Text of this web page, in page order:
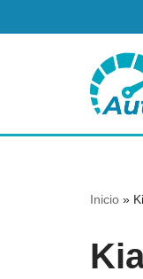
contenido
Inicio »